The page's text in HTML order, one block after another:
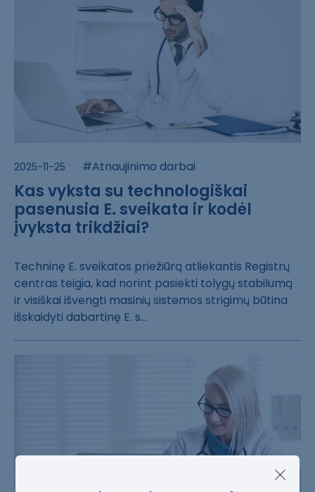
2025-11-25 #Atnaujinimo darbai
Kas vyksta su technologiškai
pasenusia E. sveikata ir kodėl
įvyksta trikdžiai?
Techninę E. sve​ikatos priežiūr​ą atliekantis R​egistrų
centras​ teigia, kad no​rint pasiekti t​olygų stabilumą​
ir visiškai iš​vengti masinių​ sistemos strig​imų būtina
išsk​aidyti dabartin​ę E. s...